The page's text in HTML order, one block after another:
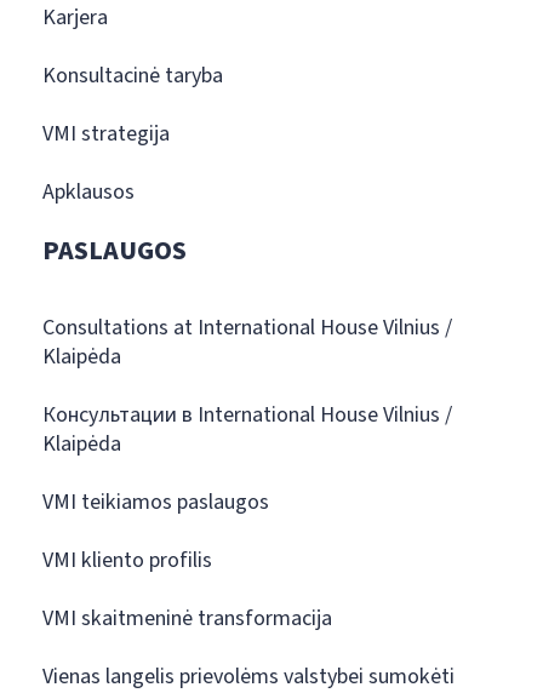
Karjera
Konsultacinė taryba
VMI strategija
Apklausos
PASLAUGOS
Consultations at International House Vilnius /
Klaipėda
Консультации в International House Vilnius /
Klaipėda
VMI teikiamos paslaugos
VMI kliento profilis
VMI skaitmeninė transformacija
Vienas langelis prievolėms valstybei sumokėti